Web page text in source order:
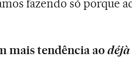
fazendo só porque
mais tendência ao